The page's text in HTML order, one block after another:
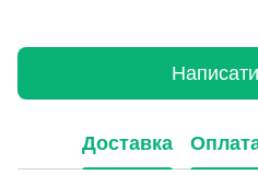
Написати
Доставка